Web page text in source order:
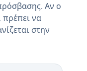
Αν ο
πρέπει να
στην